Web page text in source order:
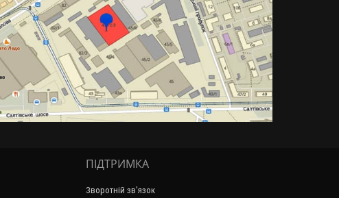
ПІДТРИМКА
Зворотній зв’язок